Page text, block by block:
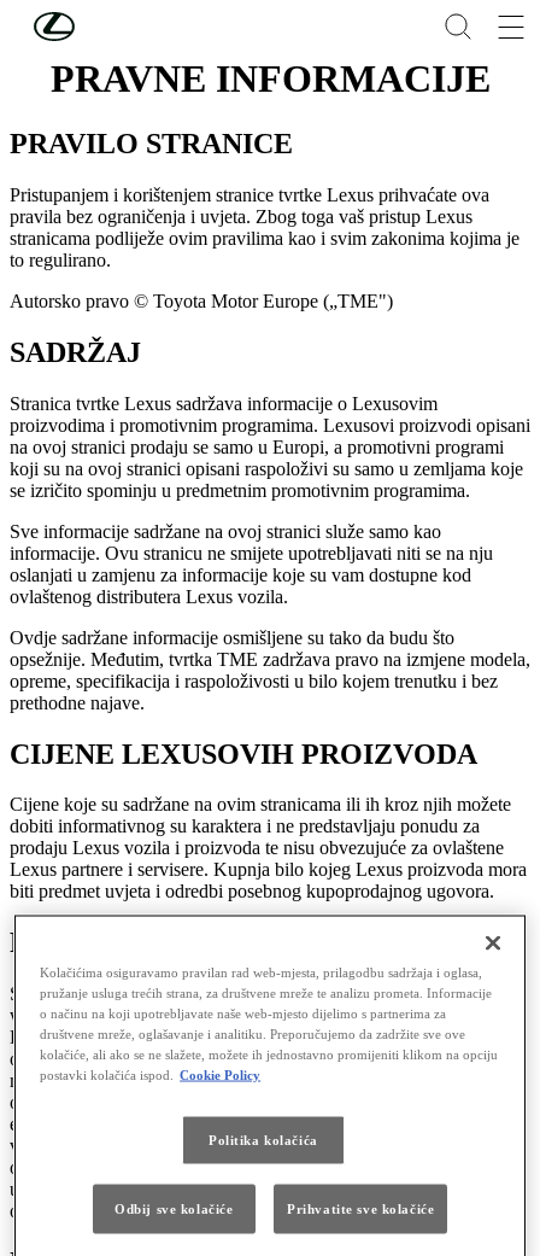
Skip to Main Content
PRAVNE INFORMACIJE
PRAVILO STRANICE
Pristupanjem i korištenjem stranice tvrtke Lexus prihvaćate ova
pravila bez ograničenja i uvjeta. Zbog toga vaš pristup Lexus
stranicama podliježe ovim pravilima kao i svim zakonima kojima je
to regulirano.
Autorsko pravo © Toyota Motor Europe („TME")
SADRŽAJ
Stranica tvrtke Lexus sadržava informacije o Lexusovim
proizvodima i promotivnim programima. Lexusovi proizvodi opisani
na ovoj stranici prodaju se samo u Europi, a promotivni programi
koji su na ovoj stranici opisani raspoloživi su samo u zemljama koje
se izričito spominju u predmetnim promotivnim programima.
Sve informacije sadržane na ovoj stranici služe samo kao
informacije. Ovu stranicu ne smijete upotrebljavati niti se na nju
oslanjati u zamjenu za informacije koje su vam dostupne kod
ovlaštenog distributera Lexus vozila.
Ovdje sadržane informacije osmišljene su tako da budu što
opsežnije. Međutim, tvrtka TME zadržava pravo na izmjene modela,
opreme, specifikacija i raspoloživosti u bilo kojem trenutku i bez
prethodne najave.
CIJENE LEXUSOVIH PROIZVODA
Cijene koje su sadržane na ovim stranicama ili ih kroz njih možete
dobiti informativnog su karaktera i ne predstavljaju ponudu za
prodaju Lexus vozila i proizvoda te nisu obvezujuće za ovlaštene
Lexus partnere i servisere. Kupnja bilo kojeg Lexus proizvoda mora
biti predmet uvjeta i odredbi posebnog kupoprodajnog ugovora.
Potrošnja goriva i emisije CO2
Sve vrijednosti potrošnje goriva i emisije CO2 navedene na ovom
web-mjestu mjere se u kontroliranoj okolini u skladu sa zahtjevima
Direktive 80/1268/EEZ i njezinim izmjenama i dopunama, na
osnovnom modelu vozila. Ako želite doznati više o osnovnom
modelu vozila ili ako ga želite kupiti, obratite se svojem lokalnom
ovlaštenom distributeru Lexus vozila. Vrijednosti potrošnje goriva i
emisije CO2 vašeg vozila mogu se razlikovati od izmjerenih
vrijednosti. Određivanje potrošnje goriva i emisije CO2 automobila
ovisi o ponašanju u vožnji i ostalim čimbenicima (primjerice,
uvjetima na cesti, prometu, stanju vozila, ugrađenoj opremi,
opterećenju, broju putnika...).
Kolačićima osiguravamo pravilan rad web-mjesta, prilagodbu sadržaja i oglasa,
pružanje usluga trećih strana, za društvene mreže te analizu prometa. Informacije
o načinu na koji upotrebljavate naše web-mjesto dijelimo s partnerima za
društvene mreže, oglašavanje i analitiku. Preporučujemo da zadržite sve ove
kolačiće, ali ako se ne slažete, možete ih jednostavno promijeniti klikom na opciju
postavki kolačića ispod.
Cookie Policy
Politika kolačića
Odbij sve kolačiće Prihvatite sve kolačiće